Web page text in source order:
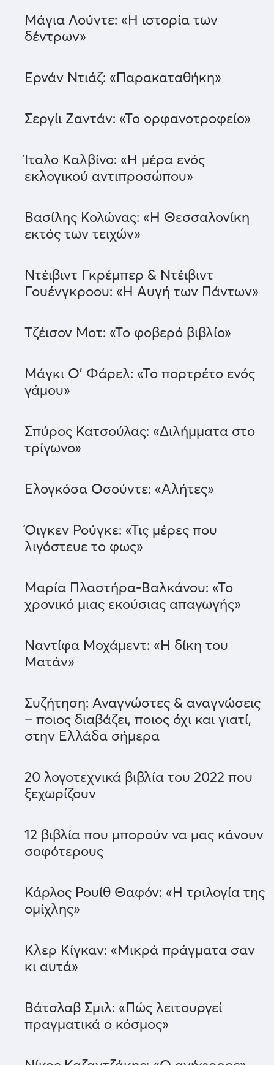
Μάγια Λούντε: «Η ιστορία των
δέντρων»
Ερνάν Ντιάζ: «Παρακαταθήκη»
Σεργίι Ζαντάν: «Το ορφανοτροφείο»
Ίταλο Καλβίνο: «Η μέρα ενός
εκλογικού αντιπροσώπου»
Βασίλης Κολώνας: «Η Θεσσαλονίκη
εκτός των τειχών»
Ντέιβιντ Γκρέμπερ & Ντέιβιντ
Γουένγκροου: «Η Αυγή των Πάντων»
Τζέισον Μοτ: «Το φοβερό βιβλίο»
Μάγκι Ο’ Φάρελ: «Το πορτρέτο ενός
γάμου»
Σπύρος Κατσούλας: «Διλήμματα στο
τρίγωνο»
Ελογκόσα Οσούντε: «Αλήτες»
Όιγκεν Ρούγκε: «Τις μέρες που
λιγόστευε το φως»
Μαρία Πλαστήρα-Βαλκάνου: «Το
χρονικό μιας εκούσιας απαγωγής»
Ναντίφα Μοχάμεντ: «Η δίκη του
Ματάν»
Συζήτηση: Αναγνώστες & αναγνώσεις
– ποιος διαβάζει, ποιος όχι και γιατί,
στην Ελλάδα σήμερα
20 λογοτεχνικά βιβλία του 2022 που
ξεχωρίζουν
12 βιβλία που μπορούν να μας κάνουν
σοφότερους
Κάρλος Ρουίθ Θαφόν: «Η τριλογία της
ομίχλης»
Κλερ Κίγκαν: «Μικρά πράγματα σαν
κι αυτά»
Βάτσλαβ Σμιλ: «Πώς λειτουργεί
πραγματικά ο κόσμος»